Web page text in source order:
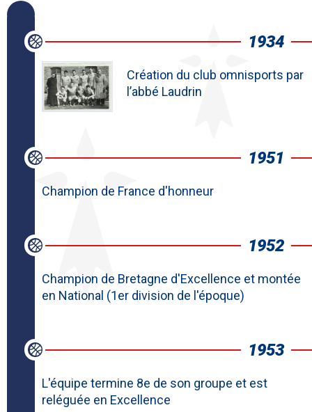
1934
Création du club omnisports par
l’abbé Laudrin
1951
Champion de France d'honneur
1952
Champion de Bretagne d'Excellence et montée
en National (1er division de l'époque)
1953
L'équipe termine 8e de son groupe et est
reléguée en Excellence